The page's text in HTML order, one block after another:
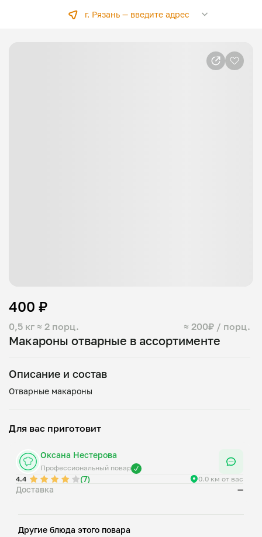
г. Рязань —введите адрес
Макароны отварные в ассортименте
0,5 кг ≈ 2 порц. ≈ 200₽ / порц.
400 ₽
Описание и состав
Для вас приготовит
Оксана Нестерова
Профессиональный повар
4.4
(7) 0.0 км от вас
Доставка —
Другие блюда этого повара